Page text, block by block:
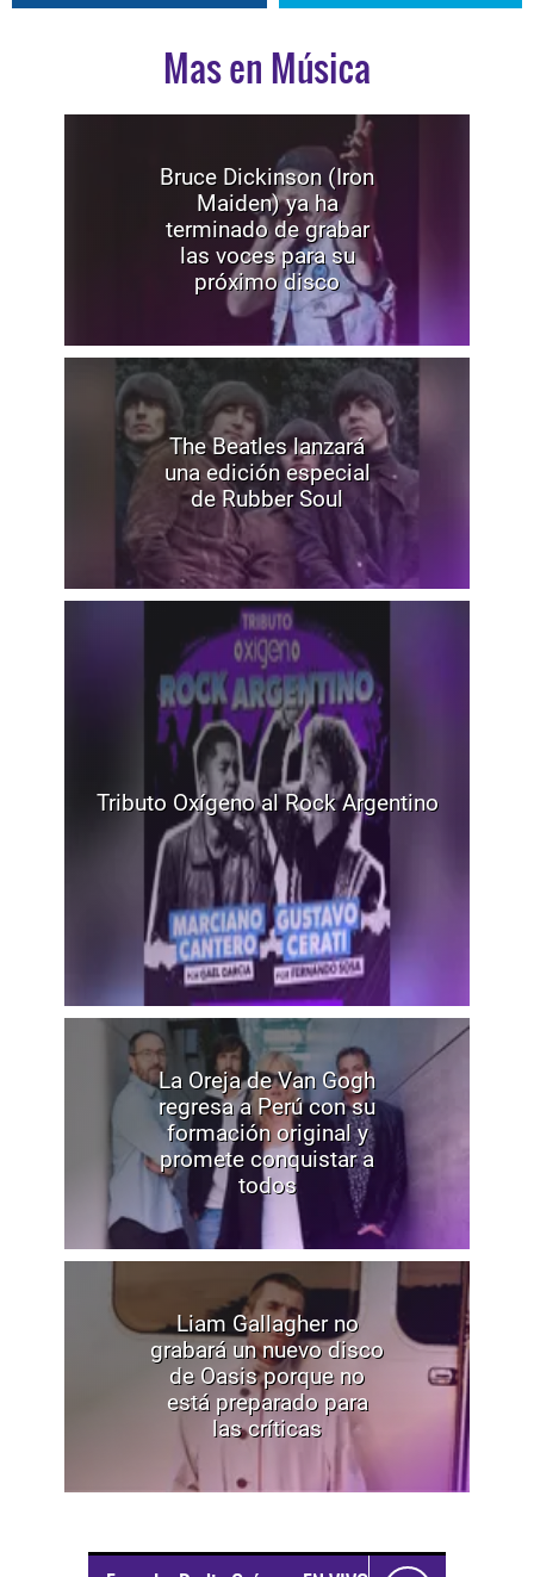
Mas en Música
Bruce Dickinson (Iron
Maiden) ya ha
terminado de grabar
las voces para su
próximo disco
The Beatles lanzará
una edición especial
de Rubber Soul
Tributo Oxígeno al Rock Argentino
La Oreja de Van Gogh
regresa a Perú con su
formación original y
promete conquistar a
todos
Liam Gallagher no
grabará un nuevo disco
de Oasis porque no
está preparado para
las críticas